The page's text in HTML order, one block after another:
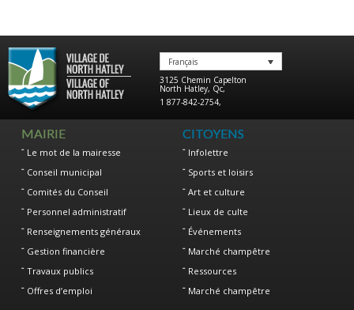
Français
3125 Chemin Capelton
North Hatley, Qc,
1 877-842-2754,
MAIRIE
Le mot de la mairesse
Conseil municipal
Comités du Conseil
Personnel administratif
Renseignements généraux
Gestion financière
Travaux publics
Offres d’emploi
CITOYENS
Infolettre
Sports et loisirs
Art et culture
Lieux de culte
Événements
Marché champêtre
Ressources
Marché champêtre